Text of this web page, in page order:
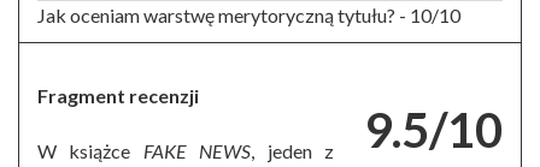
Jak oceniam warstwę merytoryczną tytułu? - 10/10
9.5/10
Fragment recenzji
W książce FAKE NEWS, jeden z